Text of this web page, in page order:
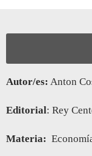
Autor/es: Anton
Editorial: Rey
Materia: